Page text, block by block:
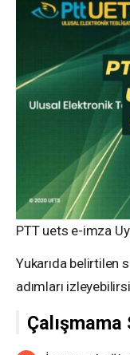
PTT uets e-imza
Yukarıda belirtilen
adımları